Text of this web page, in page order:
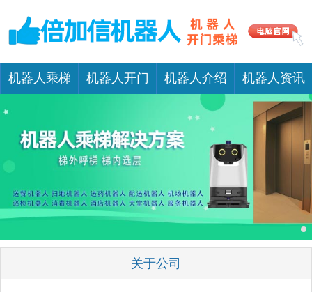
机器人乘梯 机器人开门 机器人介绍 机器人资讯
关于公司